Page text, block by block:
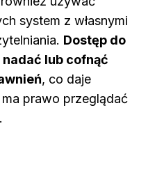
system z własnymi
Dostęp do
lub cofnąć
, co daje
prawo przeglądać